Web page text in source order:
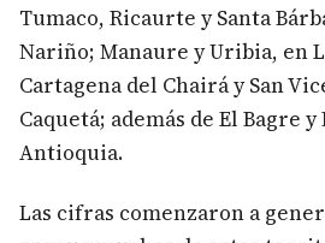
Tumaco, Ricaurte y Santa
Nariño; Manaure y Uribia, en
Cartagena del Chairá y San
Caquetá; además de El Bagre
Antioquia.
Las cifras comenzaron a